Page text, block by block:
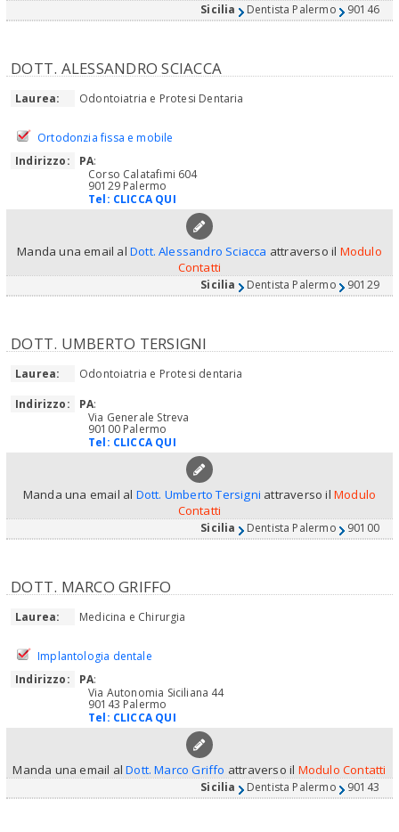
Sicilia Dentista Palermo 90146
DOTT. ALESSANDRO SCIACCA
Laurea: Odontoiatria e Protesi Dentaria
Ortodonzia fissa e mobile
Indirizzo:
PA:
Corso Calatafimi 604
90129 Palermo
Tel: CLICCA QUI
Manda una email al Dott. Alessandro Sciacca attraverso il Modulo
Contatti
Sicilia Dentista Palermo 90129
DOTT. UMBERTO TERSIGNI
Laurea:
Odontoiatria e Protesi dentaria
Indirizzo:
PA:
Via Generale Streva
90100 Palermo
Tel: CLICCA QUI
Manda una email al Dott. Umberto Tersigni attraverso il Modulo
Contatti
Sicilia Dentista Palermo 90100
DOTT. MARCO GRIFFO
Laurea: Medicina e Chirurgia
Implantologia dentale
Indirizzo:
PA:
Via Autonomia Siciliana 44
90143 Palermo
Tel: CLICCA QUI
Manda una email alDott. Marco Griffo attraverso il Modulo Contatti
Sicilia Dentista Palermo 90143